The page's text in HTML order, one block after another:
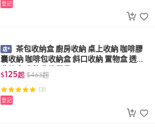
登記
茶包收纳盒 廚房收納 桌上收納 咖啡膠
囊收納 咖啡包收納盒 斜口收納 置物盒 透明
收納盒 小物收納用品
$125起 $463起
(3)
登記